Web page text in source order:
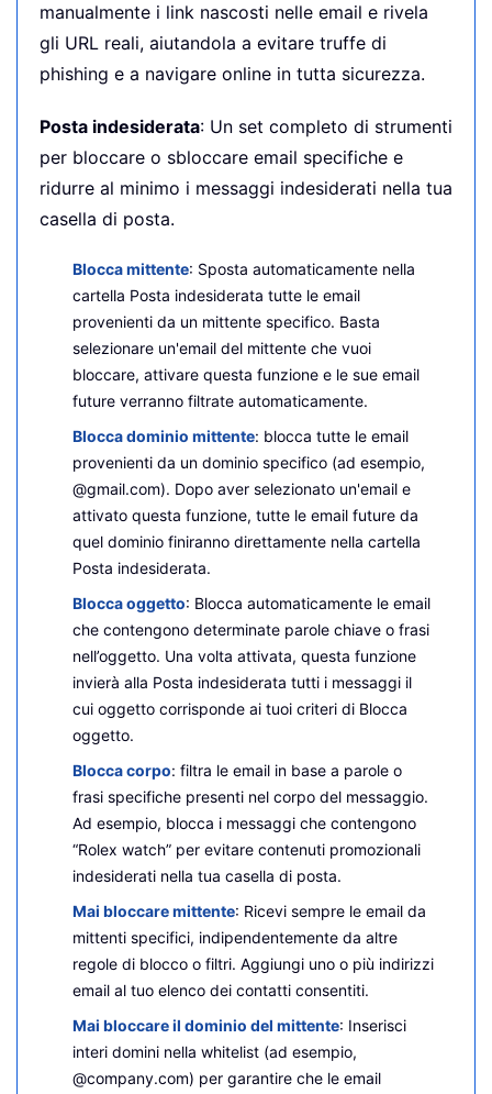
manualmente i link nascosti nelle email e rivela
gli URL reali, aiutandola a evitare truffe di
phishing e a navigare online in tutta sicurezza.
Posta indesiderata: Un set completo di strumenti
per bloccare o sbloccare email specifiche e
ridurre al minimo i messaggi indesiderati nella tua
casella di posta.
Blocca mittente: Sposta automaticamente nella
cartella Posta indesiderata tutte le email
provenienti da un mittente specifico. Basta
selezionare un'email del mittente che vuoi
bloccare, attivare questa funzione e le sue email
future verranno filtrate automaticamente.
Blocca dominio mittente: blocca tutte le email
provenienti da un dominio specifico (ad esempio,
@gmail.com). Dopo aver selezionato un'email e
attivato questa funzione, tutte le email future da
quel dominio finiranno direttamente nella cartella
Posta indesiderata.
Blocca oggetto: Blocca automaticamente le email
che contengono determinate parole chiave o frasi
nell’oggetto. Una volta attivata, questa funzione
invierà alla Posta indesiderata tutti i messaggi il
cui oggetto corrisponde ai tuoi criteri di Blocca
oggetto.
Blocca corpo: filtra le email in base a parole o
frasi specifiche presenti nel corpo del messaggio.
Ad esempio, blocca i messaggi che contengono
“Rolex watch” per evitare contenuti promozionali
indesiderati nella tua casella di posta.
Mai bloccare mittente: Ricevi sempre le email da
mittenti specifici, indipendentemente da altre
regole di blocco o filtri. Aggiungi uno o più indirizzi
email al tuo elenco dei contatti consentiti.
Mai bloccare il dominio del mittente: Inserisci
interi domini nella whitelist (ad esempio,
@company.com) per garantire che le email